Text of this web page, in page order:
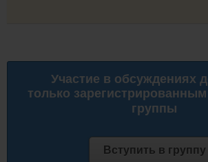
Участие в обсуждениях
только зарегистрированным
группы
Вступить в группу